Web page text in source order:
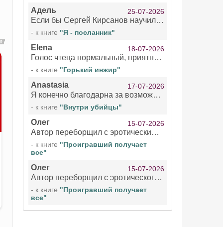
Адель 25-07-2026
Если бы Сергей Кирсанов научился не сглатывать каждые 1-2 минуты слюну, так что слышно в микрофоне и, что вызывает отвращение, то мелжно было бы слушать.
- к книге "Я - посланник"
Elena 18-07-2026
Голос чтеца нормальный, приятный тембр. Мне очень понравилось озвучивание рассказа. Очень странный отзыв Надежды. Может у неё что-то с нервами?
- к книге "Горький инжир"
Anastasia 17-07-2026
Я конечно благодарна за возможность бесплатно слушать книги даже новинки , но чтение этой книги просто ужасно
- к книге "Внутри убийцы"
Олег 15-07-2026
Автор переборщил с эротическими сценами. Похоже, с этим у него проблемы.
- к книге "Проигравший получает
все"
Олег 15-07-2026
Автор переборщил с эротического сценами. Похоже, с этим у него проблемы.
- к книге "Проигравший получает
все"